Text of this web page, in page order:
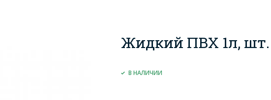
Жидкий ПВХ 1л, шт.
В НАЛИЧИИ